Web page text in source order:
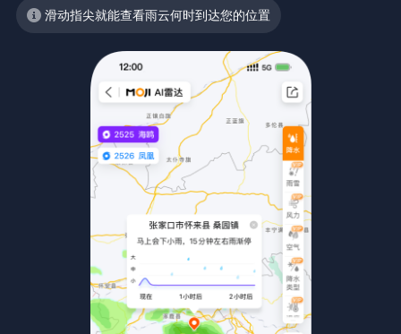
滑动指尖就能查看雨云何时到达您的位置